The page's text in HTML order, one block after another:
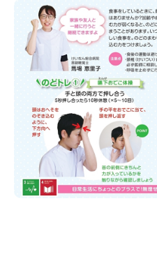
新潟市中央区 新潟市東区
新潟市南区
新潟市江南区
村上・関川
新発田・聖籠
三条・加茂・田上
五泉・阿
長岡・見附
小千谷・十日町・
柏崎・刈羽・出雲崎
上越・
ご当地グルメ 食べ歩き
カフェ
居酒屋・バー 焼
パン・ベーカリー
タレカツ
旨辛・激辛
定食・町定食
日本酒・新潟清酒
ワイン・
ケーキ・パフェ
ビアガーデ
忘新年会・歓送迎会
セミナー・講演会 子ども向
住宅展示場
完成見学会
リラクゼーション・整体
ス
病院・クリニック
イオンモ
ビルボードプレイスBP
新潟
リバーサイド千秋
パティオ
インテリア・雑貨
外食・テ
新車・中古車・カー用品
旅
冠婚葬祭
習い事・塾 通
官公庁・自治体
新潟市 チ
上越・妙高・糸魚川 チラシ
火曜セール
オープン・リニ
周年祭・感謝祭セール
年末